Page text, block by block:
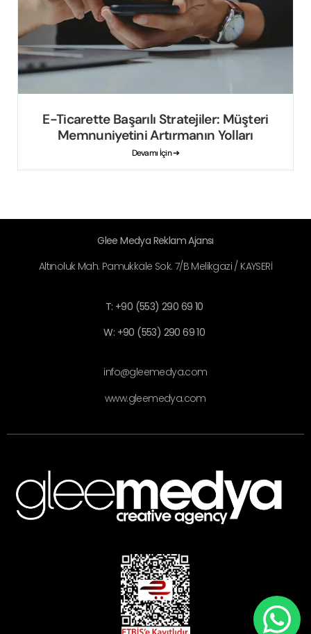
E-Ticarette Başarılı Stratejiler: Müşteri
Memnuniyetini Artırmanın Yolları
Devamı İçin ➔
Glee Medya Reklam Ajansı
Altınoluk Mah. Pamukkale Sok. 7/B Melikgazi / KAYSERİ
T: +90 (553) 290 69 10
W: +90 (553) 290 69 10
info@gleemedya.com
www.gleemedya.com